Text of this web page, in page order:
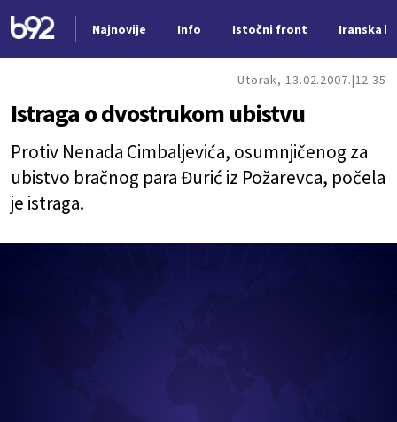
Najnovije Info Istočni front Iranska
Utorak, 13.02.2007. 12:35
Istraga o dvostrukom ubistvu
Protiv Nenada Cimbaljevića, osumnjičenog za
ubistvo bračnog para Đurić iz Požarevca, počela
je istraga.